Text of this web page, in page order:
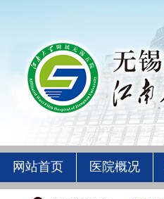
网站首页 医院概况